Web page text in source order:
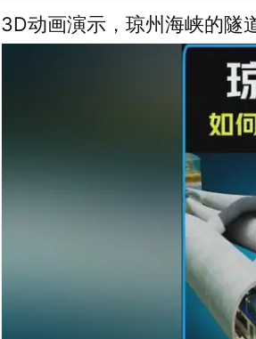
3D动画演示，琼州海峡的隧